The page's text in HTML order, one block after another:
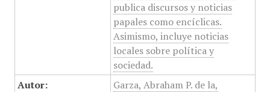
publica discursos y noticias
papales como encíclicas.
Asimismo, incluye noticias
locales sobre política y
sociedad.
Autor:
Garza, Abraham P. de la,